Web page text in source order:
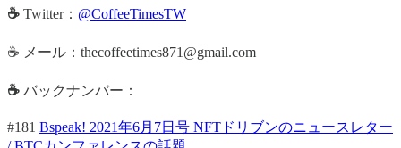
☕ Twitter： @CoffeeTimesTW
☕ メール：thecoffeetimes871@gmail.com
☕ バックナンバー：
#181 Bspeak! 2021年6月7日号 NFTドリブンのニュースレター